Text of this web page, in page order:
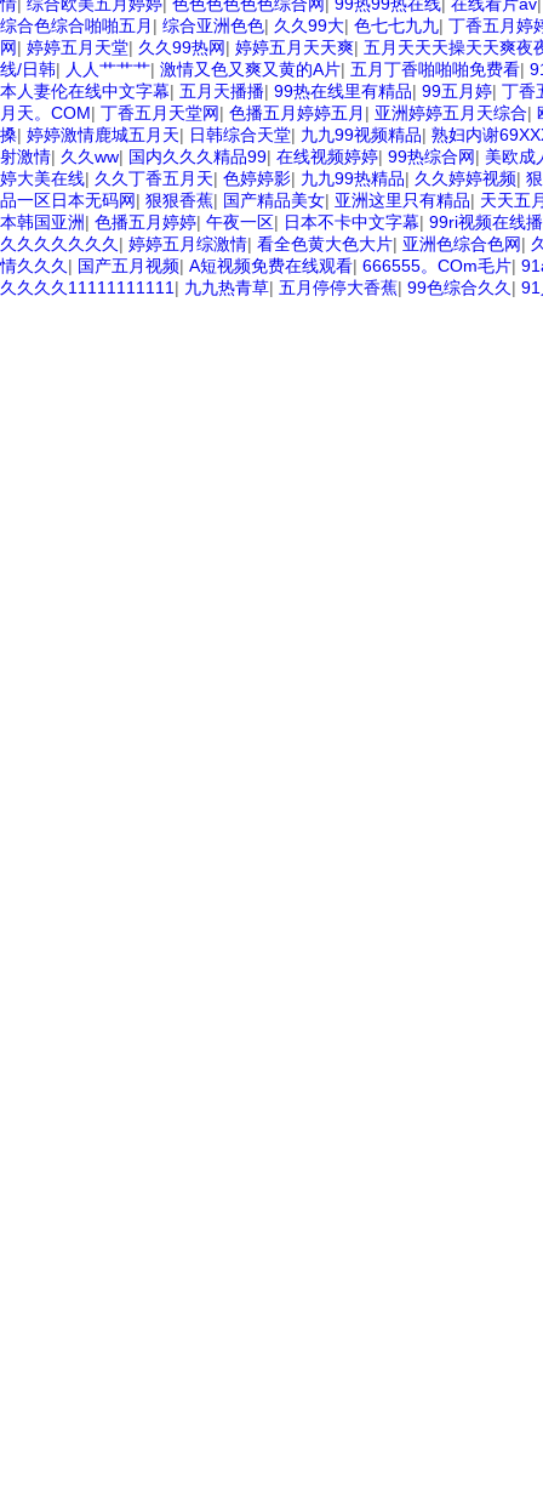
综合色综合啪啪五月 | 综合亚洲色色| 久久99大| 色七七九九| 丁香五月婷
网| 婷婷五月天堂| 久久99热网| 婷婷五月天天爽| 五月天天天操天天爽夜
线/日韩| 人人艹艹艹| 激情又色又爽又黄的A片| 五月丁香啪啪啪免费看|
本人妻伦在线中文字幕| 五月天播播| 99热在线里有精品| 99五月婷| 丁香
月天。COM| 丁香五月天堂网| 色播五月婷婷五月 | 亚洲婷婷五月天综合|
搡| 婷婷激情鹿城五月天| 日韩综合天堂| 九九99视频精品| 熟妇内谢
射激情| 久久ww| 国内久久久精品99| 在线视频婷婷| 99热综合网| 美欧成
婷大美在线| 久久丁香五月天| 色婷婷影| 九九99热精品| 久久婷婷视频|
品一区日本无码网| 狠狠香蕉| 国产精品美女| 亚洲这里只有精品| 天天五
本韩国亚洲| 色播五月婷婷| 午夜一区| 日本不卡中文字幕| 99ri视频在线
久久久久久久久 | 婷婷五月综激情| 看全色黄大色大片| 亚洲色综合色网|
情久久久 | 国产五月视频| A短视频免费在线观看| 666555。COm毛片|
久久久久11111111111 | 九九热青草| 五月停停大香蕉| 99色综合久久 |